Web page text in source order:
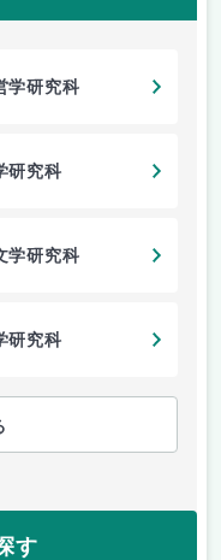
学研究科
研究科
学研究科
研究科
す